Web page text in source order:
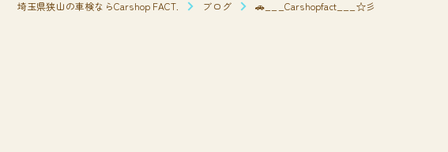
埼玉県狭山の車検ならCarshop FACT. ブログ 🚗___Carshopfact___☆彡